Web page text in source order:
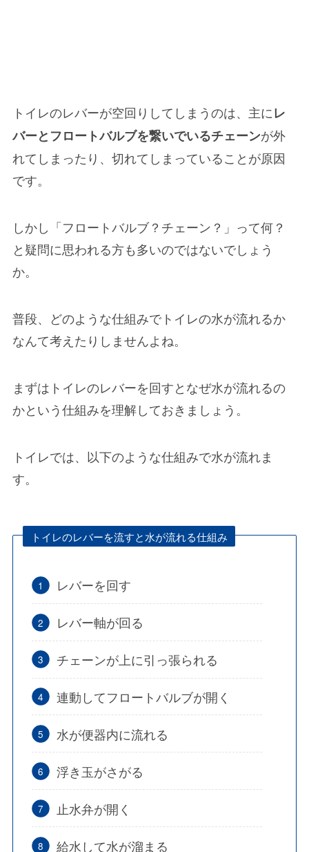
トイレのレバーが空回りしてしまうのは、主にレ
バーとフロートバルブを繋いでいるチェーンが外
れてしまったり、切れてしまっていることが原因
です。
しかし「フロートバルブ？チェーン？」って何？
と疑問に思われる方も多いのではないでしょう
か。
普段、
どのような仕組みでトイレの水が流れるか
なんて考えたりしませんよね。
まずはトイレのレバーを回すとなぜ水が流れるの
かという仕組みを理解しておきましょう。
トイレでは、以下のような仕組みで水が流れま
す。
トイレのレバーを流すと水が流れる仕組み
レバーを回す
レバー軸が回る
チェーンが上に引っ張られる
連動してフロートバルブが開く
水が便器内に流れる
浮き玉がさがる
止水弁が開く
給水して水が溜まる